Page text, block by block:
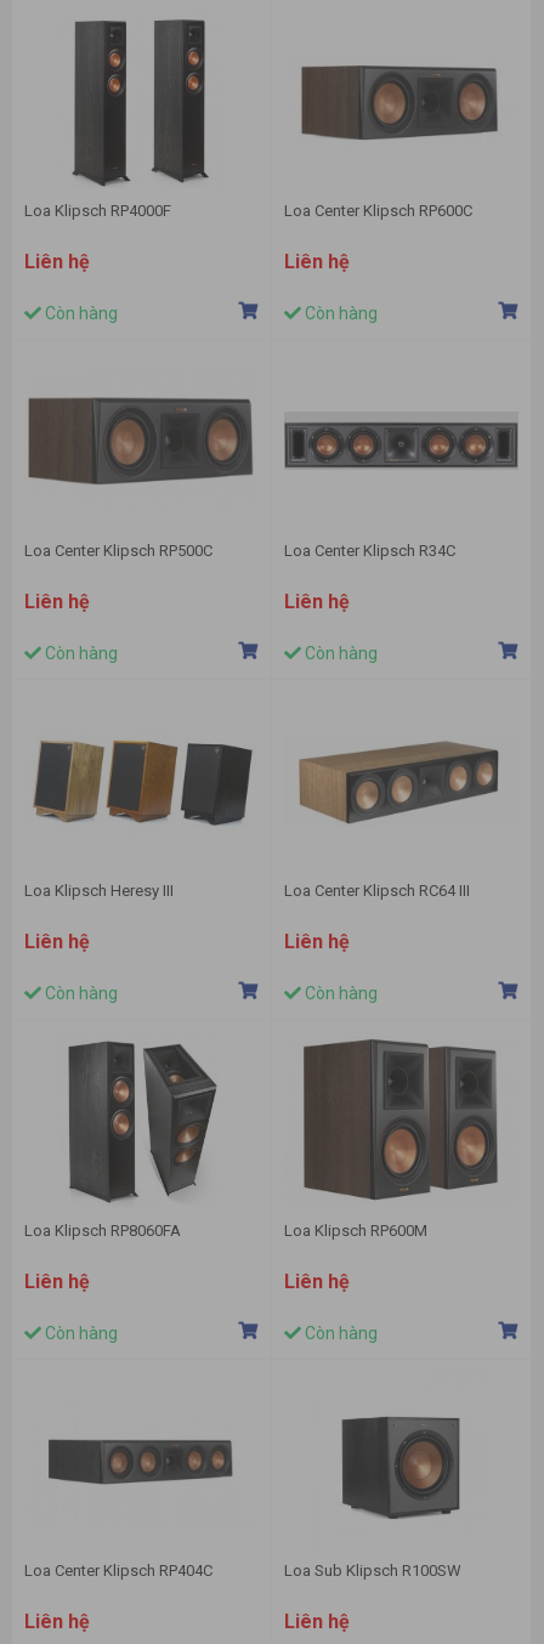
Loa Klipsch RP4000F
Liên hệ
Còn hàng
Loa Center Klipsch RP600C
Liên hệ
Còn hàng
Loa Center Klipsch RP500C
Liên hệ
Còn hàng
Loa Center Klipsch R34C
Liên hệ
Còn hàng
Loa Klipsch Heresy III
Liên hệ
Còn hàng
Loa Center Klipsch RC64 III
Liên hệ
Còn hàng
Loa Klipsch RP8060FA
Liên hệ
Còn hàng
Loa Klipsch RP600M
Liên hệ
Còn hàng
Loa Center Klipsch RP404C
Liên hệ
Loa Sub Klipsch R100SW
Liên hệ